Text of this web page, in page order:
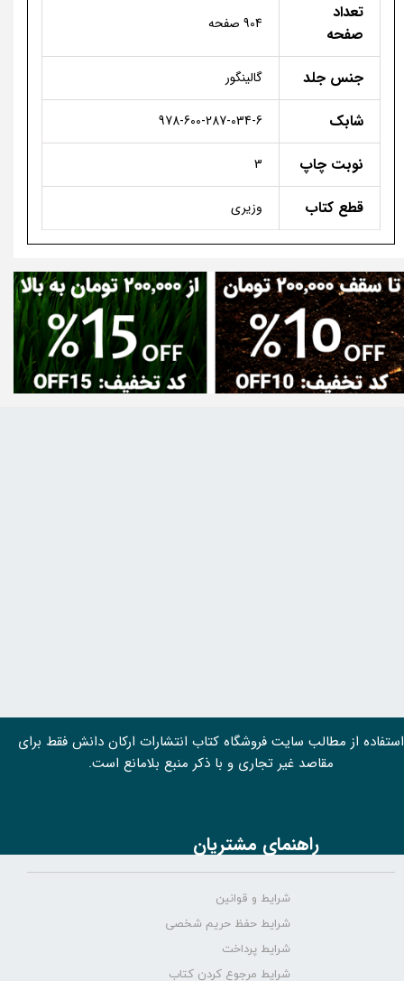
تعداد
صفحه
904 صفحه
جنس جلد گالینگور
شابک 978-600-287-034-6
نوبت چاپ 3
قطع کتاب وزیری
استفاده از مطالب سايت فروشگاه کتاب انتشارات ارکان دانش فقط برای
مقاصد غیر تجاری و با ذکر منبع بلامانع است.
راهنمای مشتریان
شرایط و قوانین
شرایط حفظ حریم شخصی
شرایط پرداخت
شرایط مرجوع کردن کتاب